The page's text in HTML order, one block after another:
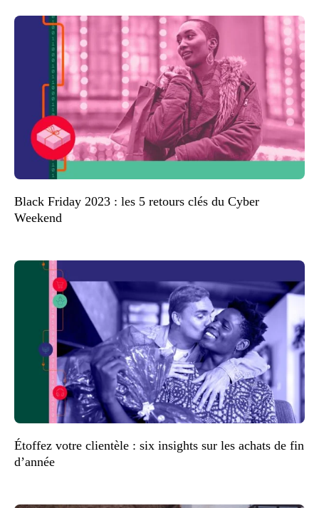
Black Friday 2023 : les 5 retours clés du Cyber
Weekend
Étoffez votre clientèle : six insights sur les achats de fin
d’année